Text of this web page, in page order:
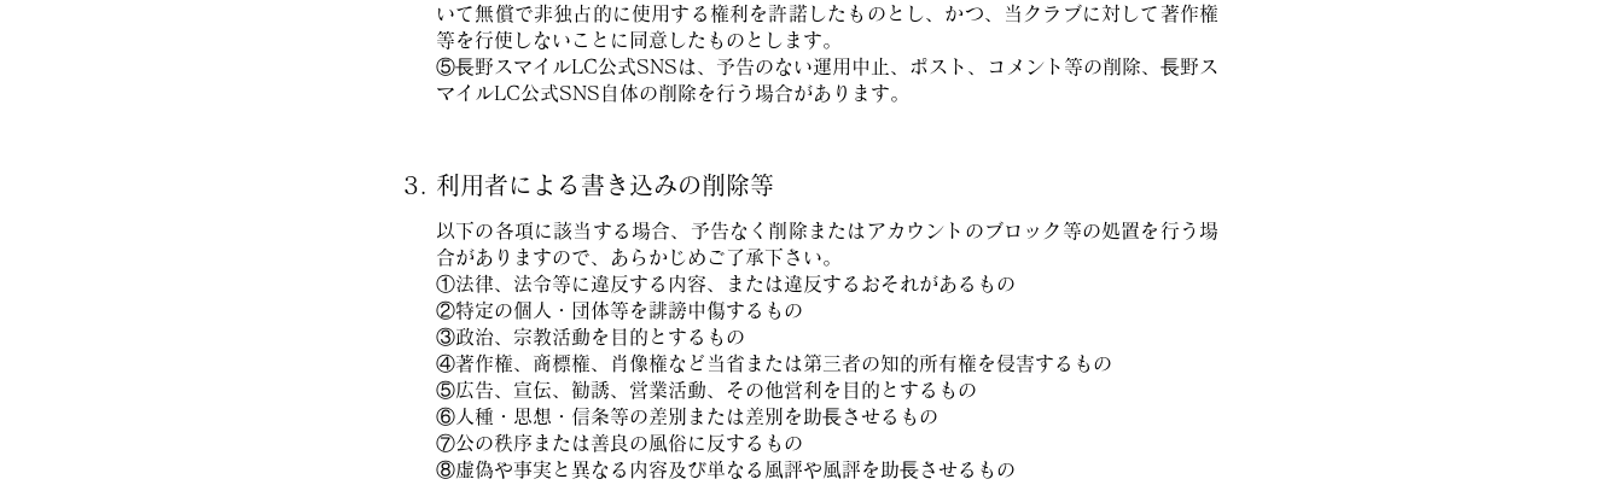
いて無償で非独占的に使用する権利を許諾したものとし、かつ、当クラブに対して著作権
等を行使しないことに同意したものとします。
⑤⾧野スマイルLC公式SNSは、予告のない運用中止、ポスト、コメント等の削除、⾧野ス
マイルLC公式SNS自体の削除を行う場合があります。
3. 利用者による書き込みの削除等
以下の各項に該当する場合、予告なく削除またはアカウントのブロック等の処置を行う場
合がありますので、あらかじめご了承下さい。
​①法律、法令等に違反する内容、または違反するおそれがあるもの
②特定の個人・団体等を誹謗中傷するもの
③政治、宗教活動を目的とするもの
④著作権、商標権、肖像権など当省または第三者の知的所有権を侵害するもの
⑤広告、宣伝、勧誘、営業活動、その他営利を目的とするもの
⑥人種・思想・信条等の差別または差別を助⾧させるもの
⑦公の秩序または善良の風俗に反するもの
⑧虚偽や事実と異なる内容及び単なる風評や風評を助⾧させるもの